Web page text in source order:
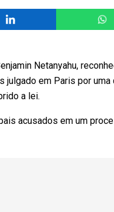
Netanyahu,
julgado em Paris por
a lei.
acusados em um